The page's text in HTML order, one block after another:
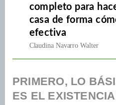
completo para
casa de forma
efectiva
Claudina Navarro Walter
PRIMERO, LO
ES EL